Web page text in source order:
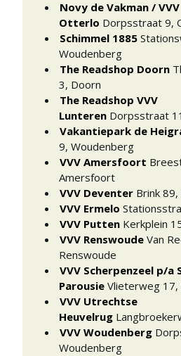
Novy de Vakman / VVV
Otterlo Dorpsstraat 9,
Schimmel 1885
Woudenberg
The Readshop Doorn
3, Doorn
The Readshop VVV
Lunteren Dorpsstraat
Vakantiepark de
9, Woudenberg
VVV Amersfoort
Amersfoort
VVV Deventer Brink 89,
VVV Ermelo
VVV Putten Kerkplein
VVV Renswoude Van
Renswoude
VVV Scherpenzeel p/a
Parousie Vlieterweg 17,
VVV Utrechtse
Heuvelrug
VVV Woudenberg
Woudenberg